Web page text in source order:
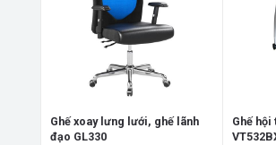
Ghế xoay lưng lưới, ghế lãnh
đạo GL330
Ghế hội